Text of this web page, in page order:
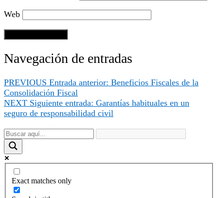
Web
Navegación de entradas
PREVIOUS Entrada anterior: Beneficios Fiscales de la
Consolidación Fiscal
NEXT Siguiente entrada: Garantías habituales en un
seguro de responsabilidad civil
Exact matches only